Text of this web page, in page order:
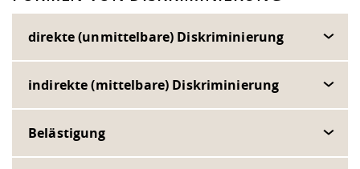
Jobs, Praktika,
direkte (unmittelbare) Diskriminierung
indirekte (mittelbare) Diskriminierung
Belästigung